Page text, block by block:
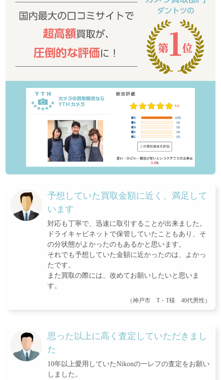
予想していた買取金額に近く、満足して
います
対応も丁寧で、迅速に取引することが出来ました。
ドライキャビネットで保管していたこともあり、そ
の分状態がよかったのもあるかと思います。
それでも予想していた金額に近かったのは、よかっ
たです。
また買取の際には、改めてお願いしたいと思いま
す。
（神戸市 T・T様 40代男性）
思った以上に高く査定していただきまし
た
10年以上愛用していたNikonの一レフの査定をお願い
しました。